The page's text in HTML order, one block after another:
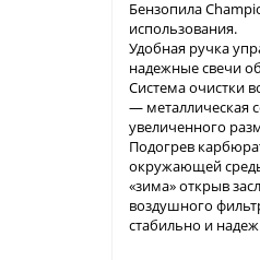
Бензопила
использования.
Удобная ручка
надежные свечи
Система очистки
— металлическая
увеличенного
Подогрев
окружающей
«зима» открыв
воздушного
стабильно и